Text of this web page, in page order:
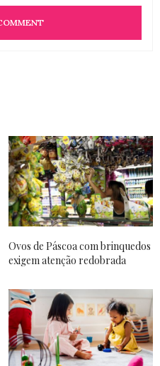
Ovos de Páscoa com brinquedos
exigem atenção redobrada